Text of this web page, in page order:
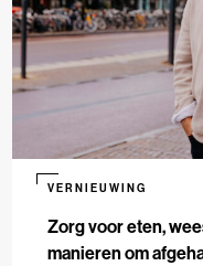
Zorg voor eten,
manieren om
VERNIEUWING